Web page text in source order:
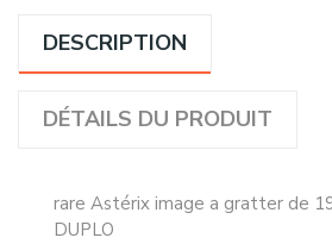
DESCRIPTION
DÉTAILS DU PRODUIT
rare Astérix image a gratter de
DUPLO